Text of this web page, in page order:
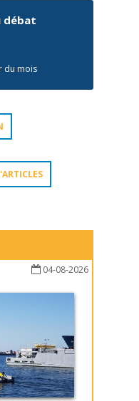
débat
du mois
04-08-2026